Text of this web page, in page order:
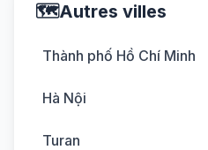
🗺️Autres villes
Thành phố Hồ Chí Minh
Hà Nội
Turan